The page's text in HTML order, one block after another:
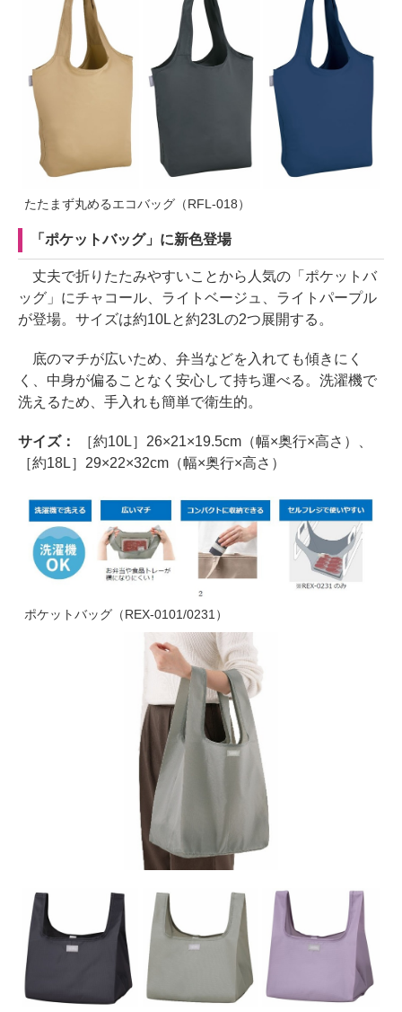
たたまず丸めるエコバッグ（RFL-018）
「ポケットバッグ」に新色登場
丈夫で折りたたみやすいことから人気の「ポケットバ
ッグ」にチャコール、ライトベージュ、ライトパープル
が登場。サイズは約10Lと約23Lの2つ展開する。
底のマチが広いため、弁当などを入れても傾きにく
く、中身が偏ることなく安心して持ち運べる。洗濯機で
洗えるため、手入れも簡単で衛生的。
サイズ：
［約10L］26×21×19.5cm（幅×奥行×高さ）、
［約18L］29×22×32cm（幅×奥行×高さ）
ポケットバッグ（REX-0101/0231）